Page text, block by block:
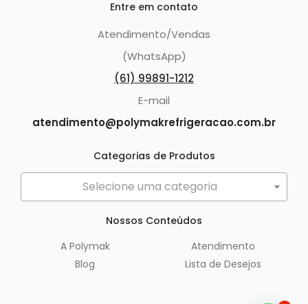
Entre em contato
Atendimento/Vendas
(WhatsApp)
(61) 99891-1212
E-mail
atendimento@polymakrefrigeracao.com.br
Categorias de Produtos
Selecione uma categoria
Nossos Conteúdos
A Polymak
Blog
Atendimento
Lista de Desejos